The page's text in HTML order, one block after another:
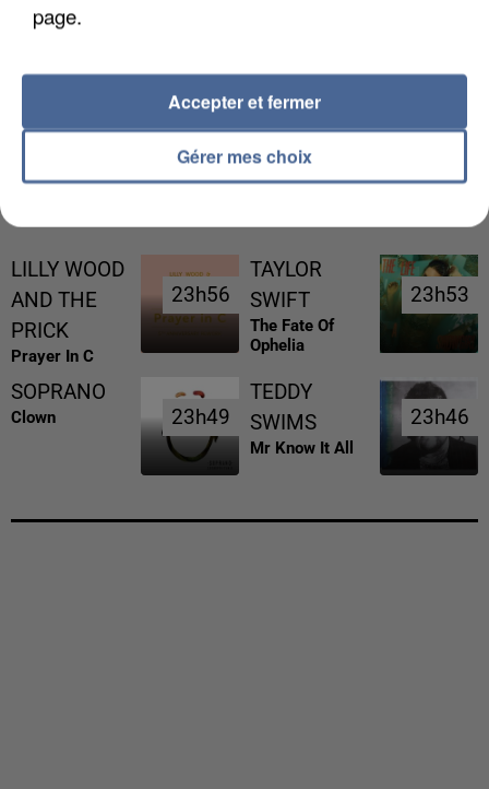
LILLY WOOD
AND THE
PRICK
Prayer In C
23h56
23h56
TAYLOR
SWIFT
The Fate Of
Ophelia
23h53
23h53
SOPRANO
Clown 23h49
23h49
TEDDY
SWIMS
Mr Know It All
23h46
23h46
page.
Gérer mes choix
Accepter et fermer